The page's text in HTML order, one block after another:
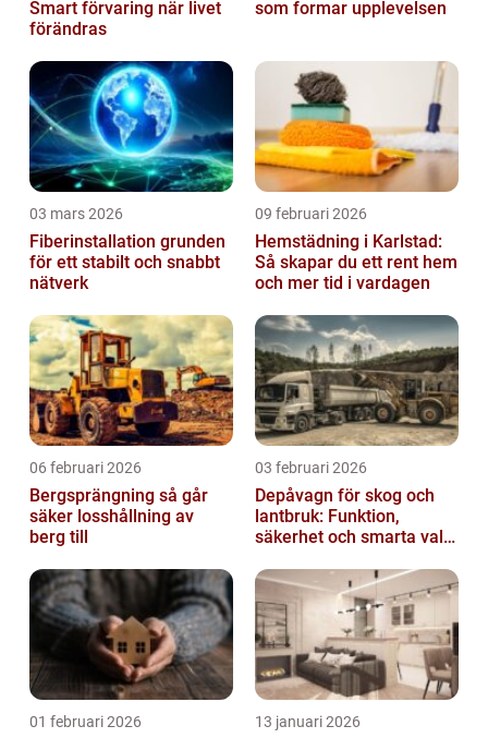
Smart förvaring när livet
förändras
som formar upplevelsen
03 mars 2026
Fiberinstallation grunden
för ett stabilt och snabbt
nätverk
09 februari 2026
Hemstädning i Karlstad:
Så skapar du ett rent hem
och mer tid i vardagen
06 februari 2026
Bergsprängning så går
säker losshållning av
berg till
03 februari 2026
Depåvagn för skog och
lantbruk: Funktion,
säkerhet och smarta val
01 februari 2026 13 januari 2026